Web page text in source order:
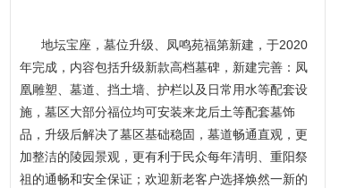
地坛宝座，墓位升级、凤鸣苑福第新建，于2020
年完成，内容包括升级新款高档墓碑，新建完善：凤
凰雕塑、墓道、挡土墙、护栏以及日常用水等配套设
施，墓区大部分福位均可安装来龙后土等配套墓饰
品，升级后解决了墓区基础稳固，墓道畅通直观，更
加整洁的陵园景观，更有利于民众每年清明、重阳祭
祖的通畅和安全保证；欢迎新老客户选择焕然一新的